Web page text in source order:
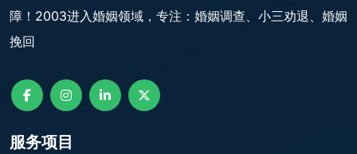
障！2003进入婚姻领域，专注：婚姻调查、小三劝退、婚姻
挽回
服务项目